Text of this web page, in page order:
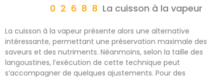
La cuisson à la vapeur
La cuisson à la vapeur présente alors une alternative
intéressante, permettant une préservation maximale des
saveurs et des nutriments. Néanmoins, selon la taille des
langoustines, l’exécution de cette technique peut
s’accompagner de quelques ajustements. Pour des